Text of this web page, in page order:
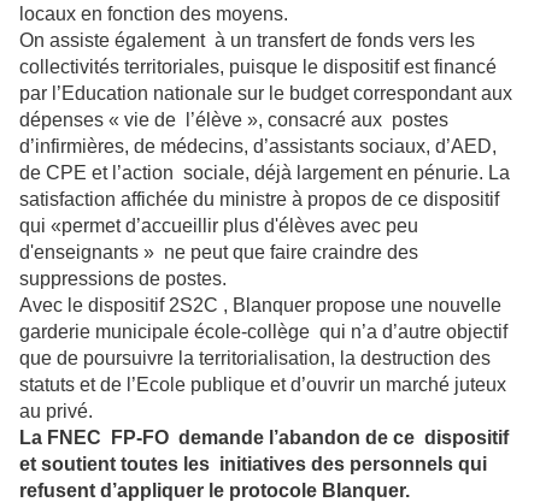
locaux en fonction des moyens.
On assiste également à un transfert de fonds vers les
collectivités territoriales, puisque le dispositif est financé
par l’Education nationale sur le budget correspondant aux
dépenses « vie de l’élève », consacré aux postes
d’infirmières, de médecins, d’assistants sociaux, d’AED,
de CPE et l’action sociale, déjà largement en pénurie. La
satisfaction affichée du ministre à propos de ce dispositif
qui «permet d’accueillir plus d'élèves avec peu
d'enseignants » ne peut que faire craindre des
suppressions de postes.
Avec le dispositif 2S2C , Blanquer propose une nouvelle
garderie municipale école-collège qui n’a d’autre objectif
que de poursuivre la territorialisation, la destruction des
statuts et de l’Ecole publique et d’ouvrir un marché juteux
au privé.
La FNEC FP-FO demande l’abandon de ce dispositif
et soutient toutes les initiatives des personnels qui
refusent d’appliquer le protocole Blanquer.